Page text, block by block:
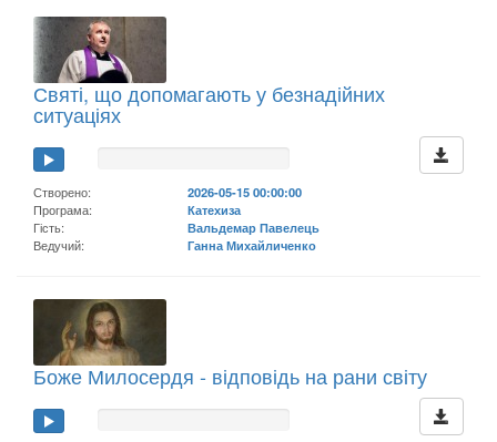
Святі, що допомагають у безнадійних
ситуаціях
Створено:
2026-05-15 00:00:00
Програма:
Катехиза
Гість:
Вальдемар Павелець
Ведучий:
Ганна Михайличенко
Боже Милосердя - відповідь на рани світу